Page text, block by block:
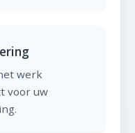
werk
voor uw